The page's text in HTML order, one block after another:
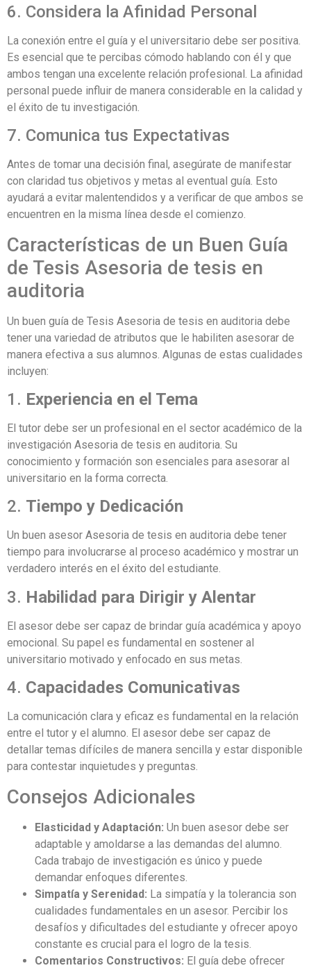
6. Considera la Afinidad Personal
La conexión entre el guía y el universitario debe ser positiva.
Es esencial que te percibas cómodo hablando con él y que
ambos tengan una excelente relación profesional. La afinidad
personal puede influir de manera considerable en la calidad y
el éxito de tu investigación.
7. Comunica tus Expectativas
Antes de tomar una decisión final, asegúrate de manifestar
con claridad tus objetivos y metas al eventual guía. Esto
ayudará a evitar malentendidos y a verificar de que ambos se
encuentren en la misma línea desde el comienzo.
Características de un Buen Guía
de Tesis Asesoria de tesis en
auditoria
Un buen guía de Tesis Asesoria de tesis en auditoria debe
tener una variedad de atributos que le habiliten asesorar de
manera efectiva a sus alumnos. Algunas de estas cualidades
incluyen:
1. Experiencia en el Tema
El tutor debe ser un profesional en el sector académico de la
investigación Asesoria de tesis en auditoria. Su
conocimiento y formación son esenciales para asesorar al
universitario en la forma correcta.
2. Tiempo y Dedicación
Un buen asesor Asesoria de tesis en auditoria debe tener
tiempo para involucrarse al proceso académico y mostrar un
verdadero interés en el éxito del estudiante.
3. Habilidad para Dirigir y Alentar
El asesor debe ser capaz de brindar guía académica y apoyo
emocional. Su papel es fundamental en sostener al
universitario motivado y enfocado en sus metas.
4. Capacidades Comunicativas
La comunicación clara y eficaz es fundamental en la relación
entre el tutor y el alumno. El asesor debe ser capaz de
detallar temas difíciles de manera sencilla y estar disponible
para contestar inquietudes y preguntas.
Consejos Adicionales
Elasticidad y Adaptación: Un buen asesor debe ser
adaptable y amoldarse a las demandas del alumno.
Cada trabajo de investigación es único y puede
demandar enfoques diferentes.
Simpatía y Serenidad: La simpatía y la tolerancia son
cualidades fundamentales en un asesor. Percibir los
desafíos y dificultades del estudiante y ofrecer apoyo
constante es crucial para el logro de la tesis.
Comentarios Constructivos: El guía debe ofrecer